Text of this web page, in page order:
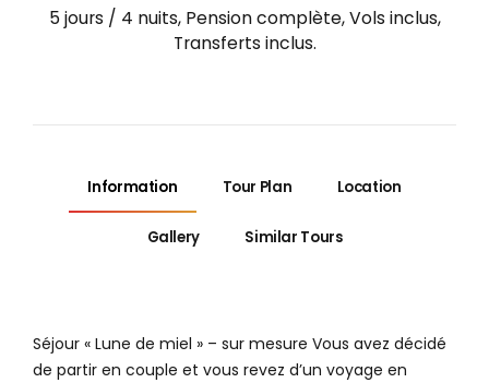
5 jours / 4 nuits, Pension complète, Vols inclus,
Transferts inclus.
Information Tour Plan Location
Gallery Similar Tours
Séjour « Lune de miel » – sur mesure Vous avez décidé
de partir en couple et vous revez d’un voyage en